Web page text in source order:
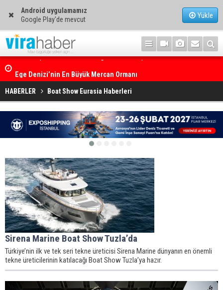
Android uygulamamız
Google Play'de mevcut
Yükle
HABERLER Boat Show Eurasia Haberleri
Sirena Marine Boat Show Tuzla’da
Türkiye’nin ilk ve tek seri tekne üreticisi Sirena Marine dünyanın en önemli
tekne üreticilerinin katılacağı Boat Show Tuzla’ya hazır.